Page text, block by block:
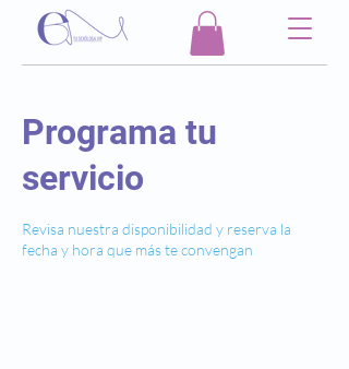
Programa tu
servicio
Revisa nuestra disponibilidad y reserva la
fecha y hora que más te convengan